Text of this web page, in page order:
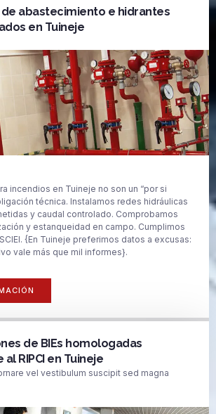
abastecimiento e hidrantes
en Tuineje
incendios en Tuineje no son un “por si
técnica. Instalamos redes hidráulicas
y caudal controlado. Comprobamos
y estanqueidad en campo. Cumplimos
{En Tuineje preferimos datos a excusas:
vale más que mil informes}.
de BIEs homologadas
RIPCI en Tuineje
vel vestibulum suscipit sed magna